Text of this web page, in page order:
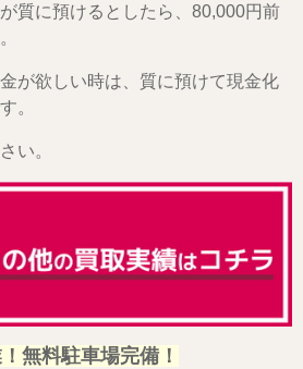
質に預けるとしたら、80,000円前
が欲しい時は、質に預けて現金化
。
い。
無料駐車場完備！